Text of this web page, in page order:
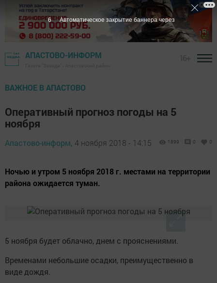
АПАСТОВО-ИНФОРМ
ВАЖНОЕ В АПАСТОВО
Оперативный прогноз погоды на 5
ноября
Апастово-информ, 4 ноября 2018 - 14:15 1899 0 0
Ночью и утром 5 ноября 2018 г. местами на территории
района ожидается туман.
5 ноября будет облачно, днем с прояснениями.
Временами небольшие осадки, преимущественно в
виде дождя.
5 Автоматическое закрытие баннера через